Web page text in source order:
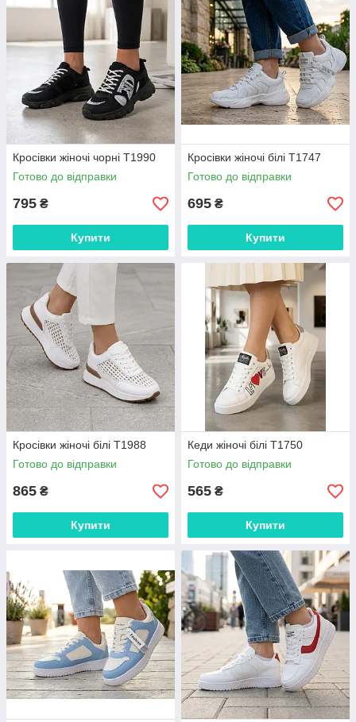
Кросівки жіночі чорні Т1990
Готово до відправки
795 ₴
Купити
Кросівки жіночі білі Т1747
Готово до відправки
695 ₴
Купити
Кросівки жіночі білі Т1988
Готово до відправки
865 ₴
Купити
Кеди жіночі білі Т1750
Готово до відправки
565 ₴
Купити